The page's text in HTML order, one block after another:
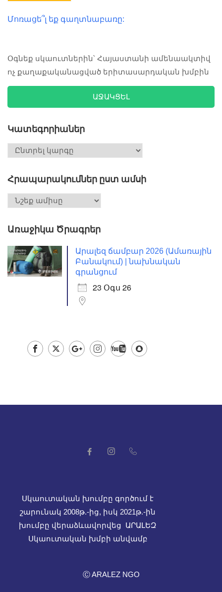
Մոռացե՞լ եք գաղտնաբառը:
Օգնեք սկաուտներին՝ Հայաստանի ամենաակտիվ
ոչ քաղաքականացված երիտասարդական խմբին
ԱՋԱԿՑԵԼ
Կատեգորիաներ
Հրապարակումներ ըստ ամսի
Առաջիկա Ծրագրեր
Արալեզ ճամբար 2026 (Ամառային
Բանակում) | նախնական
գրանցում
23 Օգս 26
Սկաուտական խումբը գործում է
շարունակ 2008թ.-ից, իսկ 2021թ.-ին
խումբը վերաձևավորվեց ԱՐԱԼԵԶ
Սկաուտական խմբի անվամբ
Ⓒ ARALEZ NGO